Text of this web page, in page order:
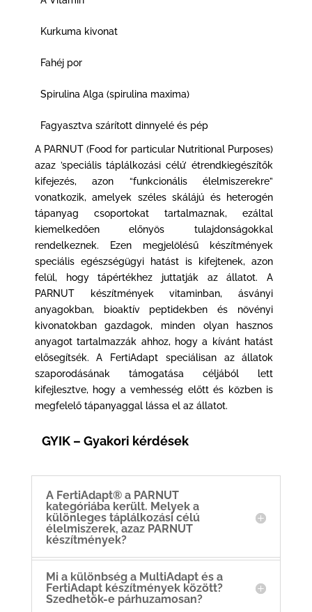
Kurkuma kivonat
Fahéj por
Spirulina Alga (spirulina maxima)
Fagyasztva szárított dinnyelé és pép
A PARNUT (Food for particular Nutritional Purposes)
azaz ’speciális táplálkozási célú’ étrendkiegészítők
kifejezés, azon “funkcionális élelmiszerekre”
vonatkozik, amelyek széles skálájú és heterogén
tápanyag csoportokat tartalmaznak, ezáltal
kiemelkedően előnyös tulajdonságokkal
rendelkeznek. Ezen megjelölésű készítmények
speciális egészségügyi hatást is kifejtenek, azon
felül, hogy tápértékhez juttatják az állatot. A
PARNUT készítmények vitaminban, ásványi
anyagokban, bioaktív peptidekben és növényi
kivonatokban gazdagok, minden olyan hasznos
anyagot tartalmazzák ahhoz, hogy a kívánt hatást
elősegítsék. A FertiAdapt speciálisan az állatok
szaporodásának támogatása céljából lett
kifejlesztve, hogy a vemhesség előtt és közben is
megfelelő tápanyaggal lássa el az állatot.
GYIK – Gyakori kérdések
A FertiAdapt® a PARNUT
kategóriába került. Melyek a
különleges táplálkozási célú
élelmiszerek, azaz PARNUT
készítmények?
Mi a különbség a MultiAdapt és a
FertiAdapt készítmények között?
Szedhetők-e párhuzamosan?